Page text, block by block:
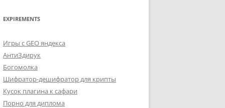
EXPIREMENTS
Игры с GEO яндекса
АнтиЗдирук
Богомолка
Шифратор-дешифратор для крипты
Кусок плагина к сафари
Порно для диплома